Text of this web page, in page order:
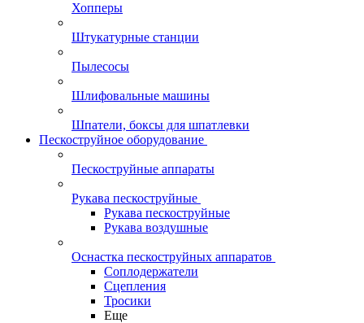
Хопперы
Штукатурные станции
Пылесосы
Шлифовальные машины
Шпатели, боксы для шпатлевки
Пескоструйное оборудование
Пескоструйные аппараты
Рукава пескоструйные
Рукава пескоструйные
Рукава воздушные
Оснастка пескоструйных аппаратов
Соплодержатели
Сцепления
Тросики
Еще